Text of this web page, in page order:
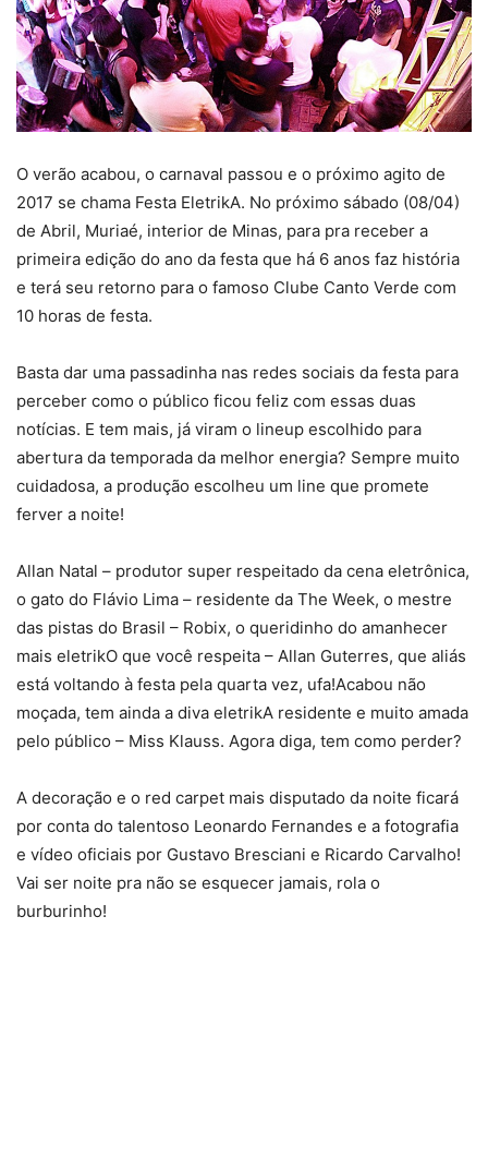
O verão acabou, o carnaval passou e o próximo agito de
2017 se chama Festa EletrikA. No próximo sábado (08/04)
de Abril, Muriaé, interior de Minas, para pra receber a
primeira edição do ano da festa que há 6 anos faz história
e terá seu retorno para o famoso Clube Canto Verde com
10 horas de festa.
Basta dar uma passadinha nas redes sociais da festa para
perceber como o público ficou feliz com essas duas
notícias. E tem mais, já viram o lineup escolhido para
abertura da temporada da melhor energia? Sempre muito
cuidadosa, a produção escolheu um line que promete
ferver a noite!
Allan Natal – produtor super respeitado da cena eletrônica,
o gato do Flávio Lima – residente da The Week, o mestre
das pistas do Brasil – Robix, o queridinho do amanhecer
mais eletrikO que você respeita – Allan Guterres, que aliás
está voltando à festa pela quarta vez, ufa!Acabou não
moçada, tem ainda a diva eletrikA residente e muito amada
pelo público – Miss Klauss. Agora diga, tem como perder?
A decoração e o red carpet mais disputado da noite ficará
por conta do talentoso Leonardo Fernandes e a fotografia
e vídeo oficiais por Gustavo Bresciani e Ricardo Carvalho!
Vai ser noite pra não se esquecer jamais, rola o
burburinho!